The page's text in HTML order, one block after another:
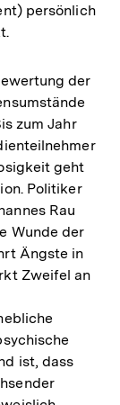
persönlich
der
zum Jahr
geht
Politiker
Rau
Wunde der
Ängste in
Zweifel an
ist, dass